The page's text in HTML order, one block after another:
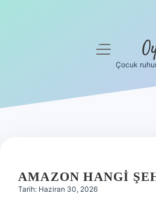
Hakkımızda
menüyü
Çocuk
AMAZON HANGI
Tarih: Haziran 30, 2026